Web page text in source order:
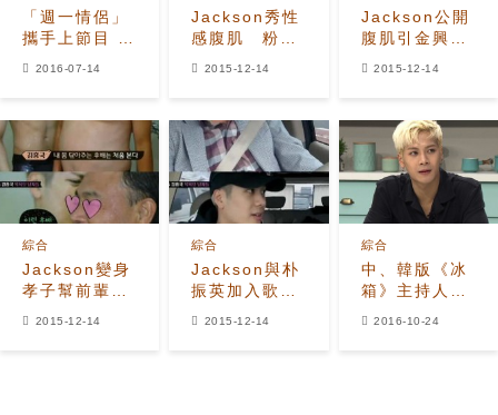
「週一情侶」
攜手上節目 宋
2016-07-14
Jackson秀性
感腹肌 粉絲
2015-12-14
Jackson公開
腹肌引金興國
2015-12-14
Jackson變身
孝子幫前輩洗
綜合
2015-12-14
Jackson與朴
振英加入歌手
綜合
2015-12-14
中、韓版《冰
箱》主持人王
綜合
2016-10-24